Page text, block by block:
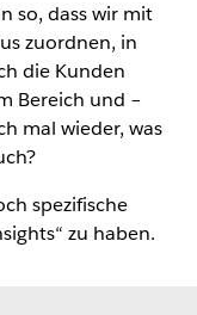
so, dass wir mit
zuordnen, in
die Kunden
Bereich und –
mal wieder, was
spezifische
zu haben.